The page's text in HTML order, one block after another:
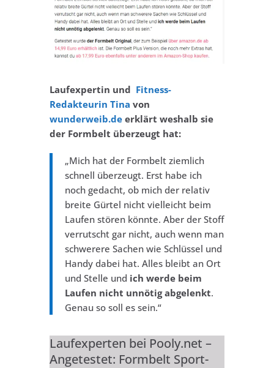
Laufexpertin und Fitness-
Redakteurin Tina von
wunderweib.deerklärt weshalb sie
der Formbelt überzeugt hat:
„Mich hat der Formbelt ziemlich
schnell überzeugt. Erst habe ich
noch gedacht, ob mich der relativ
breite Gürtel nicht vielleicht beim
Laufen stören könnte. Aber der Stoff
verrutscht gar nicht, auch wenn man
schwerere Sachen wie Schlüssel und
Handy dabei hat. Alles bleibt an Ort
und Stelle und ich werde beim
Laufen nicht unnötig abgelenkt.
Genau so soll es sein.“
Laufexperten bei Pooly.net –
Angetestet: Formbelt Sport-